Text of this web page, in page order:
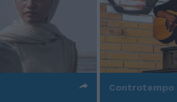
Controtempo